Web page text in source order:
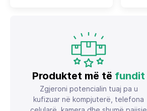
Produktet më të fundit
Zgjeroni potencialin tuaj pa u
kufizuar në kompjuterë, telefona